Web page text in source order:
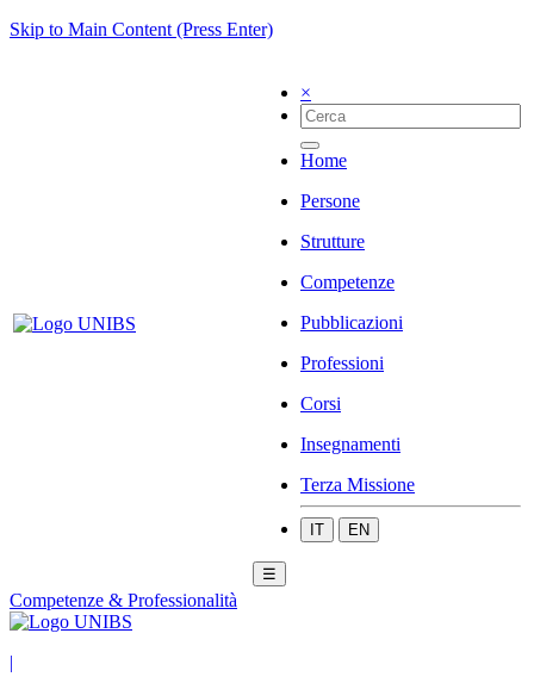
Skip to Main Content (Press Enter)
×
Home
Persone
Strutture
Competenze
Pubblicazioni
Professioni
Corsi
Insegnamenti
Terza Missione
IT EN
☰
Competenze & Professionalità
|